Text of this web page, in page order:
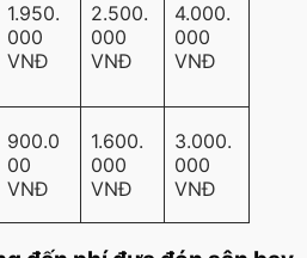
1.950.
000
VNĐ
2.500.
000
VNĐ
4.000.
000
VNĐ
900.0
00
VNĐ
1.600.
000
VNĐ
3.000.
000
VNĐ